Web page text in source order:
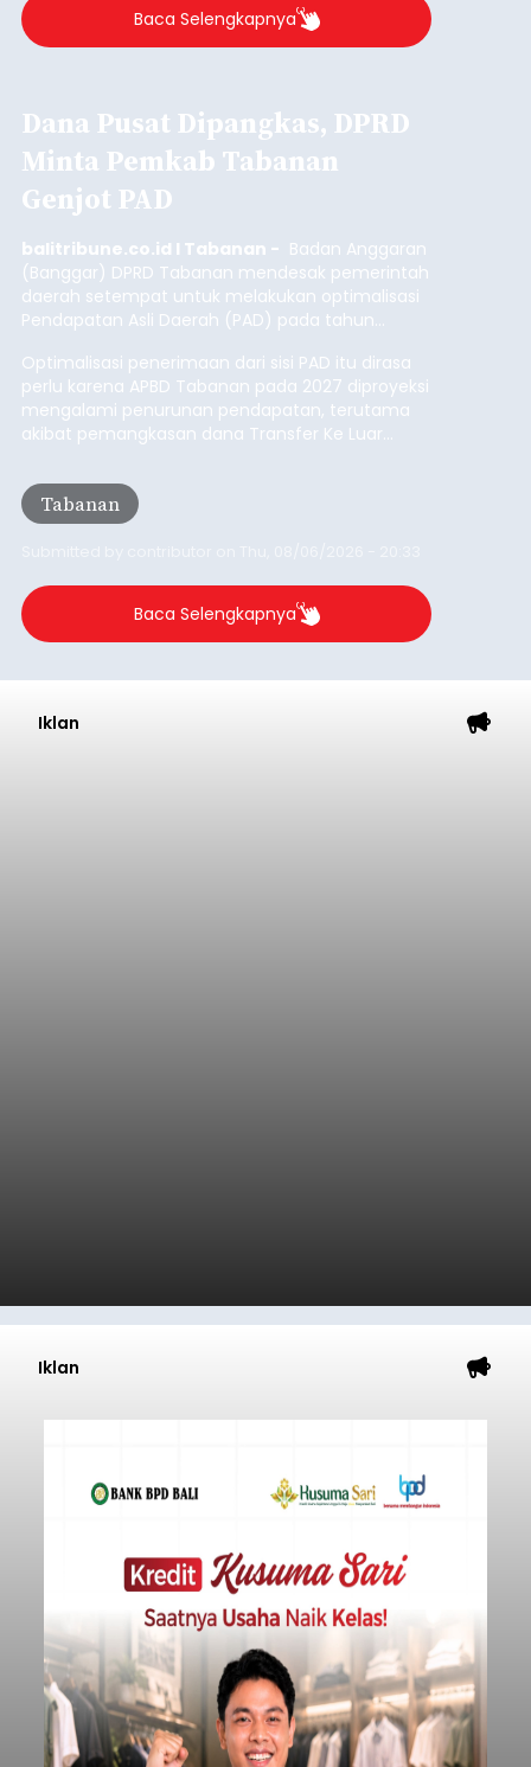
Baca Selengkapnya
Dana Pusat Dipangkas, DPRD
Minta Pemkab Tabanan
Genjot PAD
balitribune.co.id I Tabanan - Badan Anggaran
(Banggar) DPRD Tabanan mendesak pemerintah
daerah setempat untuk melakukan optimalisasi
Pendapatan Asli Daerah (PAD) pada tahun
Optimalisasi penerimaan dari sisi PAD itu dirasa
perlu karena APBD Tabanan pada 2027 diproyeksi
mengalami penurunan pendapatan, terutama
akibat pemangkasan dana Transfer Ke Luar
Tabanan
Baca Selengkapnya
Iklan
Iklan